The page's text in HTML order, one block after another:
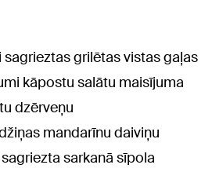
sagrieztas grilētas vistas gaļas
kāpostu salātu maisījuma
dzērveņu
mandarīnu daiviņu
sarkanā sīpola